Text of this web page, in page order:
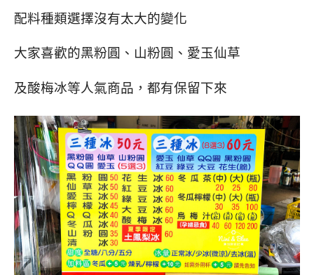
配料種類選擇沒有太大的變化
大家喜歡的黑粉圓、山粉圓、愛玉仙草
及酸梅冰等人氣商品，都有保留下來